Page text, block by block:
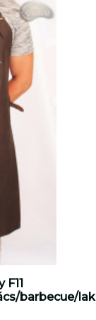
barbecue/